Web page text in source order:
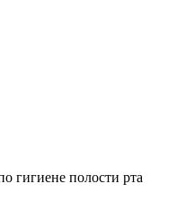
гигиене полости рта